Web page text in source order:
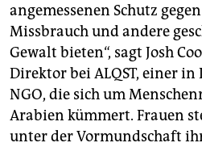
angemessenen Schutz
Missbrauch und andere
Gewalt bieten“, sagt Josh
Direktor bei ALQST, einer in
NGO, die sich um
Arabien kümmert. Frauen
unter der Vormundschaft